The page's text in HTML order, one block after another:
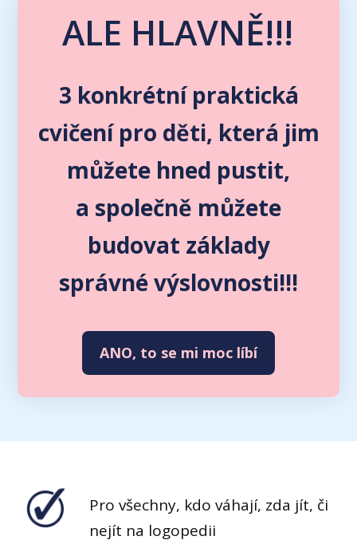
ALE HLAVNĚ!!!
3 konkrétní praktická
cvičení pro děti, která jim
můžete hned pustit,
a společně můžete
budovat základy
správné výslovnosti!!!
ANO, to se mi moc líbí
Pro všechny, kdo váhají, zda jít, či
nejít na logopedii